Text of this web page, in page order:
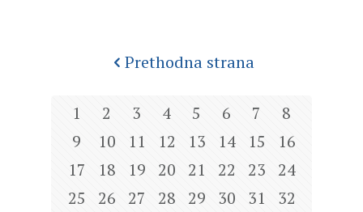
Prethodna strana
1 2 3 4 5 6 7
8
9
10 11 12 13 14 15
16
17
18 19 20 21 22 23
24
25
26 27 28 29 30 31
32